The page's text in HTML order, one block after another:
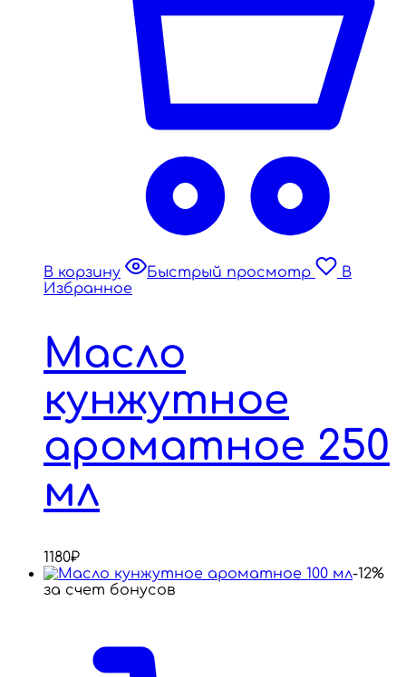
В корзину Быстрый просмотр
В
Избранное
Масло
кунжутное
ароматное 250
мл
1180₽
-12%
за счет бонусов